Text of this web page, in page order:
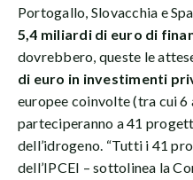
Portogallo, Slovacchia e
5,4 miliardi di euro di
dovrebbero, queste le
di euro in investimenti
europee coinvolte (tra cui 6
parteciperanno a 41
dell’idrogeno. “Tutti i 41
dell’IPCEI – sottolinea la